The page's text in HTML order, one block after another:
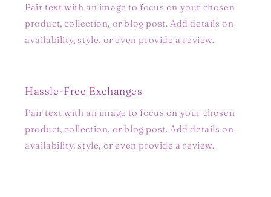
Pair text with an image to focus on your chosen
product, collection, or blog post. Add details on
availability, style, or even provide a review.
Hassle-Free Exchanges
Pair text with an image to focus on your chosen
product, collection, or blog post. Add details on
availability, style, or even provide a review.